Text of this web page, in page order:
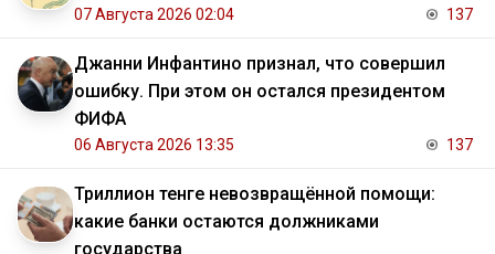
07 Августа 2026 02:04 137
Джанни Инфантино признал, что совершил
ошибку. При этом он остался президентом
ФИФА
06 Августа 2026 13:35 137
Триллион тенге невозвращённой помощи:
какие банки остаются должниками
государства